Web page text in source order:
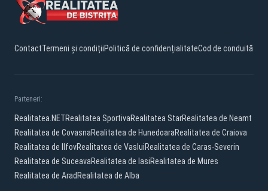
ContactTermeni și condițiiPolitică de confidențialitateCod de conduită
Parteneri:
Realitatea.NETRealitatea SportivaRealitatea StarRealitatea de Neamt
Realitatea de CovasnaRealitatea de HunedoaraRealitatea de Craiova
Realitatea de IlfovRealitatea de VasluiRealitatea de Caras-Severin
Realitatea de SuceavaRealitatea de IasiRealitatea de Mures
Realitatea de Arad Realitatea de Alba